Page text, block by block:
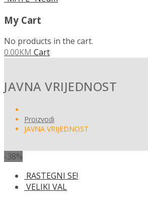
My Cart
No products in the cart.
0.00KM Cart
JAVNA VRIJEDNOST
Proizvodi
JAVNA VRIJEDNOST
-38%
RASTEGNI SE!
VELIKI VAL